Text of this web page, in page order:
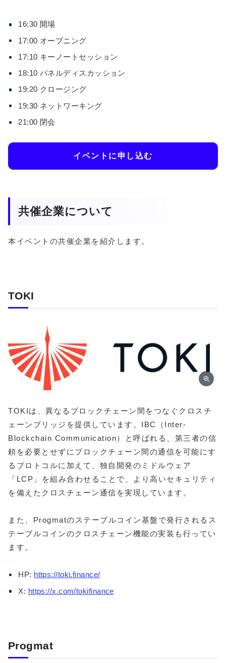
16:30 開場
​17:00 オープニング
​17:10 キーノートセッション
18:10 パネルディスカッション
19:20 クロージング
​19:30 ネットワーキング
​21:00 閉会
イベントに申し込む
共催企業について
本イベントの共催企業を紹介します。
TOKI
TOKIは、異なるブロックチェーン間をつなぐクロスチ
ェーンブリッジを提供しています。IBC（Inter-
Blockchain Communication）と呼ばれる、第三者の信
頼を必要とせずにブロックチェーン間の通信を可能にす
るプロトコルに加えて、独自開発のミドルウェア
「LCP」を組み合わせることで、より高いセキュリティ
を備えたクロスチェーン通信を実現しています。
また、Progmatのステーブルコイン基盤で発行されるス
テーブルコインのクロスチェーン機能の実装も行ってい
ます。
HP: https://toki.finance/
X: https://x.com/tokifinance
Progmat